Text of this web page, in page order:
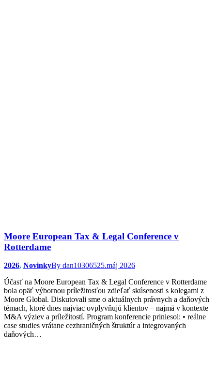
Moore European Tax & Legal Conference v
Rotterdame
2026, NovinkyBy dan10306525.máj 2026
Účasť na Moore European Tax & Legal Conference v Rotterdame
bola opäť výbornou príležitosťou zdieľať skúsenosti s kolegami z
Moore Global. Diskutovali sme o aktuálnych právnych a daňových
témach, ktoré dnes najviac ovplyvňujú klientov – najmä v kontexte
M&A výziev a príležitostí. Program konferencie priniesol: • reálne
case studies vrátane cezhraničných štruktúr a integrovaných
daňových…